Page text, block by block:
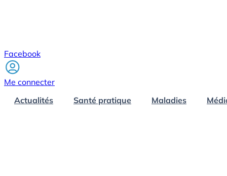
Facebook
Me connecter
Actualités
Santé pratique Maladies